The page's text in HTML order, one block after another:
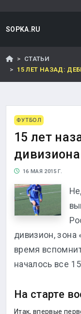
SOPKA.RU
СТАТЬИ
15 ЛЕТ НАЗАД:
ФУТБОЛ
15 лет
дивизиона
16 МАЯ 2015 Г.
дивизион, зона
время
началось все
На старте
Итак, впервые